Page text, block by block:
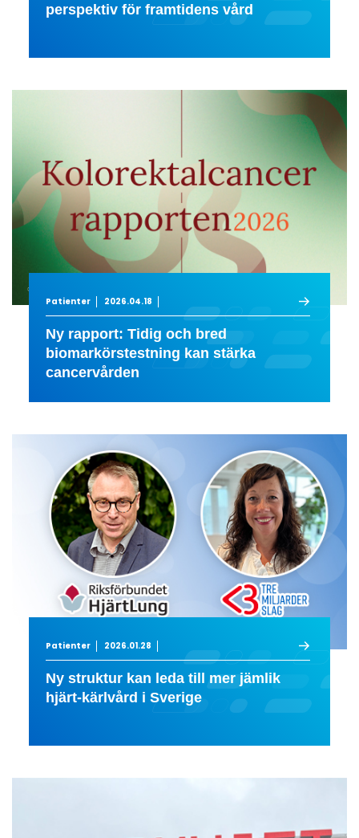
perspektiv för framtidens vård
Patienter 2026.04.18
Ny rapport: Tidig och bred
biomarkörstestning kan stärka
cancervården
Patienter 2026.01.28
Ny struktur kan leda till mer jämlik
hjärt-kärlvård i Sverige